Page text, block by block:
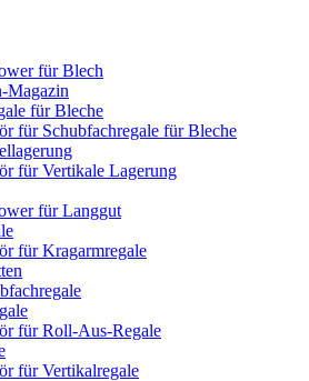
für Blech
Magazin
für Bleche
für Schubfachregale für Bleche
für Vertikale Lagerung
für Langgut
für Kragarmregale
für Roll-Aus-Regale
für Vertikalregale